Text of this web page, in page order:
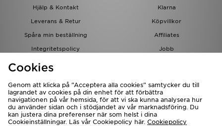
Hjälp & Kontakt
Klarna
Leverans & Retur
Köpvillkor
Spåra min beställning
Affiliates
Integritetspolicy
Jobb
JD-bloggen
Cookies
Genom att klicka på ”Acceptera alla cookies” samtycker du till
lagrandet av cookies på din enhet för att förbättra
navigationen på vår hemsida, för att vi ska kunna analysera hur
du använder sidan och i stödjandet av vår marknadsföring. Du
kan justera dina preferenser när som helst i dina
Cookieinställningar. Läs vår Cookiepolicy här. Cookiepolicy